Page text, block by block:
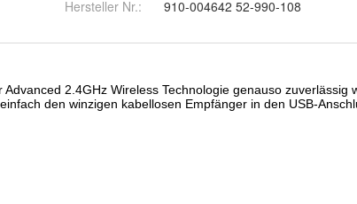
Hersteller Nr.:
910-004642 52-990-108